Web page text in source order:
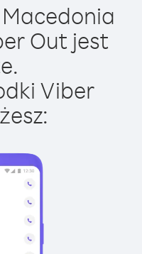
Out jest
Viber